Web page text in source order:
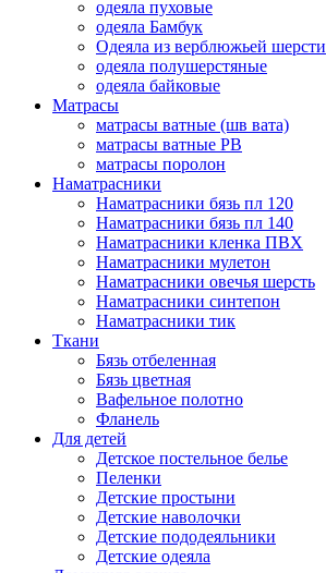
одеяла пуховые
одеяла Бамбук
Одеяла из верблюжьей шерсти
одеяла полушерстяные
одеяла байковые
Матрасы
матрасы ватные (шв вата)
матрасы ватные РВ
матрасы поролон
Наматрасники
Наматрасники бязь пл 120
Наматрасники бязь пл 140
Наматрасники кленка ПВХ
Наматрасники мулетон
Наматрасники овечья шерсть
Наматрасники синтепон
Наматрасники тик
Ткани
Бязь отбеленная
Бязь цветная
Вафельное полотно
Фланель
Для детей
Детское постельное белье
Пеленки
Детские простыни
Детские наволочки
Детские пододеяльники
Детские одеяла